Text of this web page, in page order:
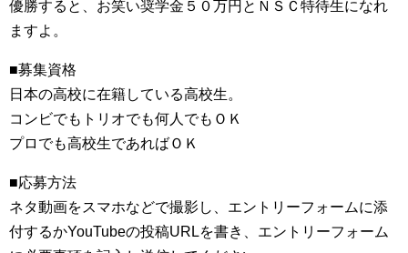
優勝すると、お笑い奨学金５０万円とＮＳＣ特待生になれ
ますよ。
■募集資格
日本の高校に在籍している高校生。
コンビでもトリオでも何人でもＯＫ
プロでも高校生であればＯＫ
■応募方法
ネタ動画をスマホなどで撮影し、エントリーフォームに添
付するかYouTubeの投稿URLを書き、エントリーフォーム